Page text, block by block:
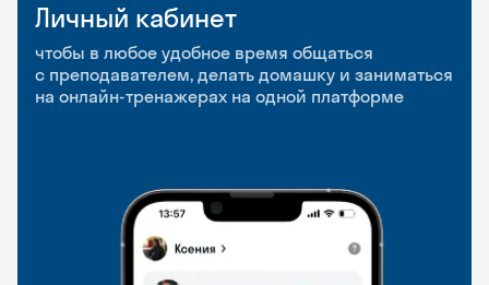
Личный кабинет
чтобы в любое удобное время общаться
с преподавателем, делать домашку и заниматься
на онлайн-тренажерах на одной платформе
Мобильное
приложение
чтобы заниматься и изучать новые слова где
и когда удобно
Разговорные клубы
и Talks
Групповые занятия для разговорной практики
и индивидуальные встречи с преподавателями